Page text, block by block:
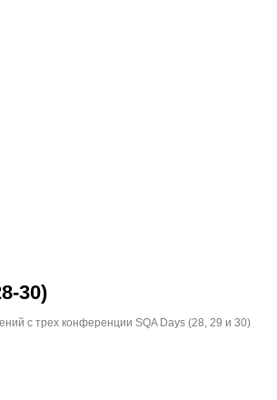
30)
с трех конференции SQA Days (28, 29 и 30)